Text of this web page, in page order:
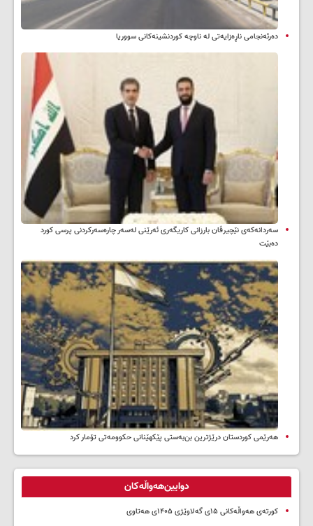
دەرئەنجامی ناڕەزایەتی لە ناوچە کوردنشینەکانی سووریا
سه‌ردانه‌کەی نێچیرڤان بارزانی كاریگه‌ری ئه‌رێنی له‌سه‌ر چاره‌سه‌ركردنی پرسی كورد
ده‌بێت
هەرێمی کوردستان درێژترین بن‌بەستی پێکهێنانی حکوومەتی تۆمار کرد
دوایین‌هەواڵەکان
کورتەی هەواڵەکانی ۱۵ی گەلاوێژی ۱۴۰۵ی هەتاوی